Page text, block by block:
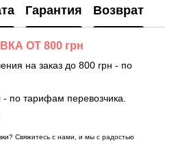
Гарантия Возврат
ОТ 800 грн
на заказ до 800 грн - по
по тарифам перевозчика.
Свяжитесь с нами, и мы с радостью